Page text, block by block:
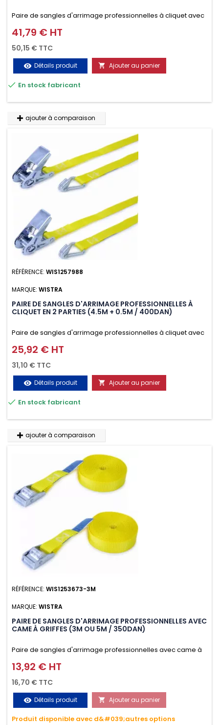
Paire de sangles d'arrimage professionnelles à cliquet avec
crochet en 2 parties (4.5M + 0.5M / 500daN), simple et rapide
d'utilisation. Permet d'arrimer et de sécuriser vos
chargements pendant le transport. Matière polyester très
résistante aux UV et aux variations de températures,
n'absorbe pas l'eau.
Prix
41,79 € HT
50,15 € TTC
visibility Détails produit  Ajouter au panier
 En stock fabricant
ajouter à comparaison
RÉFÉRENCE: WIS1257988
MARQUE: WISTRA
PAIRE DE SANGLES D'ARRIMAGE PROFESSIONNELLES À
CLIQUET EN 2 PARTIES (4.5M + 0.5M / 400DAN)
Paire de sangles d'arrimage professionnelles à cliquet avec
crochet en 2 parties (4.5M + 0.5M / 400daN), simple et rapide
d'utilisation. Permet d'arrimer et de sécuriser
vos chargements pendant le transport. Matière polyester
très résistante aux UV et aux variations de températures,
n'absorbe pas l'eau.
Prix
25,92 € HT
31,10 € TTC
visibility Détails produit  Ajouter au panier
 En stock fabricant
ajouter à comparaison
RÉFÉRENCE: WIS1253673-3M
MARQUE: WISTRA
PAIRE DE SANGLES D'ARRIMAGE PROFESSIONNELLES AVEC
CAME À GRIFFES (3M OU 5M / 350DAN)
Paire de sangles d'arrimage professionnelles avec came à
griffes (3M ou 5M / 350daN), simple et rapide d'utilisation.
Permet d'arrimer et de sécuriser vos chargements pendant
le transport. Matière polyester très résistante aux UV et aux
variations de températures, n'absorbe pas l'eau.
Prix
13,92 € HT
16,70 € TTC
visibility Détails produit  Ajouter au panier
Produit disponible avec d&#039;autres options